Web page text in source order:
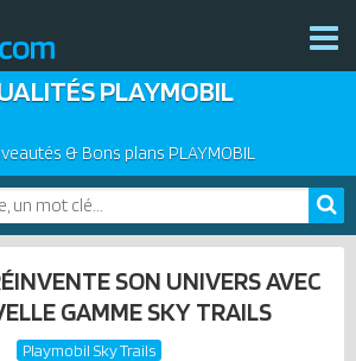
THÈMES
PLAYMOBIL 2026
BONS PLANS
COMPLÉMENTAIRES
DE FANS
EXPOSITIONS PLAYMOBIL
PLAYMOBIL
& Bons plans PLAYMOBIL
SON UNIVERS AVEC
GAMME SKY TRAILS
Playmobil Sky Trails